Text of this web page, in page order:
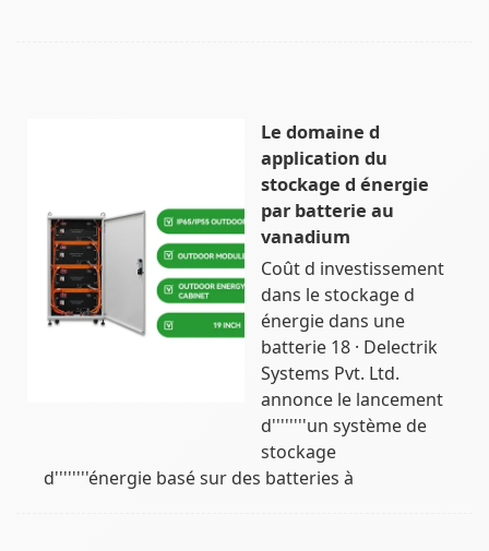
Le domaine d
application du
stockage d énergie
par batterie au
vanadium
Coût d investissement
dans le stockage d
énergie dans une
batterie 18 · Delectrik
Systems Pvt. Ltd.
annonce le lancement
d''''''''un système de
stockage
d''''''''énergie basé sur des batteries à